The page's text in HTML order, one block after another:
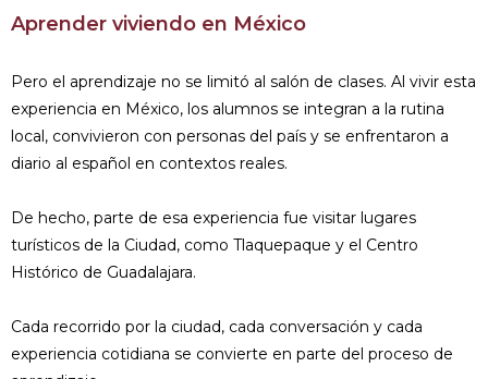
Aprender viviendo en México
Pero el aprendizaje no se limitó al salón de clases. Al vivir esta
experiencia en México, los alumnos se integran a la rutina
local, convivieron con personas del país y se enfrentaron a
diario al español en contextos reales.
De hecho, parte de esa experiencia fue visitar lugares
turísticos de la Ciudad, como Tlaquepaque y el Centro
Histórico de Guadalajara.
Cada recorrido por la ciudad, cada conversación y cada
experiencia cotidiana se convierte en parte del proceso de